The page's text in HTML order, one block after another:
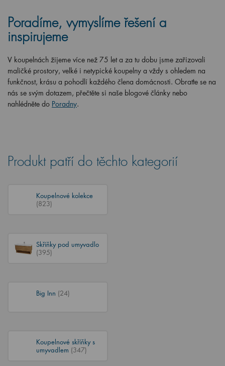
Poradíme, vymyslíme řešení a
inspirujeme
V koupelnách žijeme více než 75 let a za tu dobu jsme zařizovali
maličké prostory, velké i netypické koupelny a vždy s ohledem na
funkčnost, krásu a pohodlí každého člena domácnosti. Obraťte se na
nás se svým dotazem, přečtěte si naše blogové články nebo
nahlédněte do Poradny.
Produkt patří do těchto kategorií
Koupelnové kolekce
(823)
Skříňky pod umyvadlo
(395)
Big Inn (24)
Koupelnové skříňky s
umyvadlem (347)